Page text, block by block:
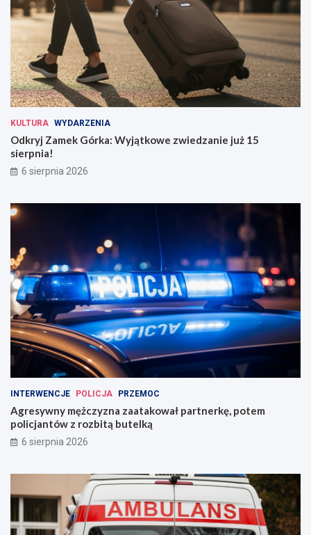
KULTURA WYDARZENIA
Odkryj Zamek Górka: Wyjątkowe zwiedzanie już 15
sierpnia!
6 sierpnia 2026
INTERWENCJE POLICJA PRZEMOC
Agresywny mężczyzna zaatakował partnerkę, potem
policjantów z rozbitą butelką
6 sierpnia 2026